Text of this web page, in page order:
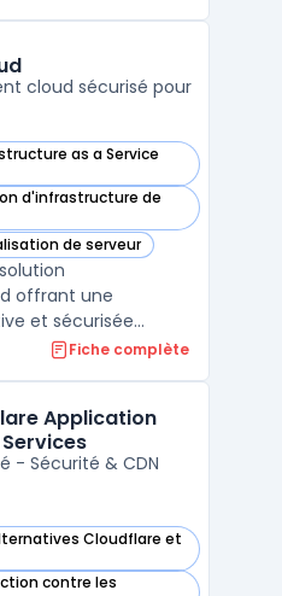
durabilité élevée,
infor ...
cloud sécurisé pour
as a Service
cette catégorie
d'infrastructure de
cette catégorie
de serveur
cette catégorie
offrant une
et sécurisée
entreprises. Grâce
et d’évolutivité. La
gest ...
Fiche complète
Application
Services
- Sécurité & CDN
Cloudflare et
Services dans cette catégorie
contre les